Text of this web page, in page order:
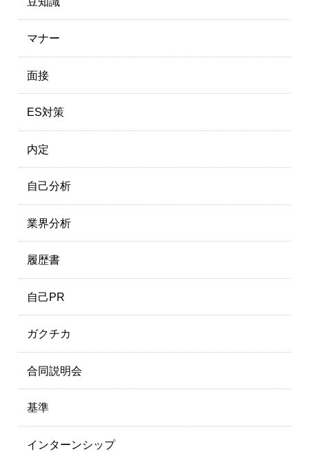
マナー
面接
ES対策
内定
自己分析
業界分析
履歴書
自己PR
ガクチカ
合同説明会
基準
インターンシップ